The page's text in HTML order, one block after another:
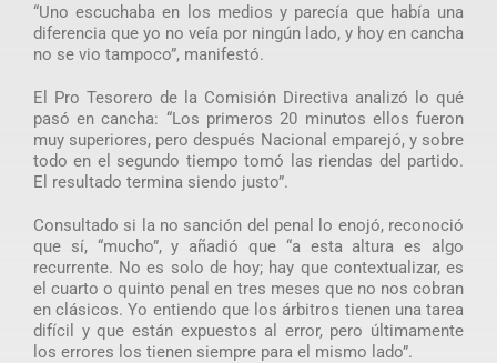
“Uno escuchaba en los medios y parecía que había una
diferencia que yo no veía por ningún lado, y hoy en cancha
no se vio tampoco”, manifestó.
El Pro Tesorero de la Comisión Directiva analizó lo qué
pasó en cancha: “Los primeros 20 minutos ellos fueron
muy superiores, pero después Nacional emparejó, y sobre
todo en el segundo tiempo tomó las riendas del partido.
El resultado termina siendo justo”.
Consultado si la no sanción del penal lo enojó, reconoció
que sí, “mucho”, y añadió que “a esta altura es algo
recurrente. No es solo de hoy; hay que contextualizar, es
el cuarto o quinto penal en tres meses que no nos cobran
en clásicos. Yo entiendo que los árbitros tienen una tarea
difícil y que están expuestos al error, pero últimamente
los errores los tienen siempre para el mismo lado”.